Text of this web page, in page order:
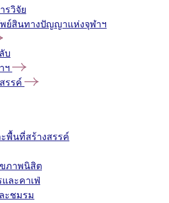
รวิจัย
ย์สินทางปัญญาแห่งจุฬาฯ
บ
ฯ
รรค์
พื้นที่สร้างสรรค์
ภาพนิสิต
ละคาเฟ่
ะชมรม